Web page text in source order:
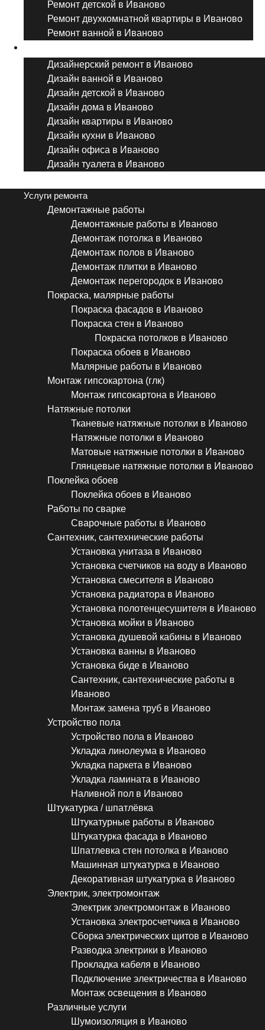
Ремонт детской в Иваново
Ремонт двухкомнатной квартиры в Иваново
Ремонт ванной в Иваново
Дизайнерский ремонт в Иваново
Дизайн ванной в Иваново
Дизайн детской в Иваново
Дизайн дома в Иваново
Дизайн квартиры в Иваново
Дизайн кухни в Иваново
Дизайн офиса в Иваново
Дизайн туалета в Иваново
Услуги ремонта
Демонтажные работы
Демонтажные работы в Иваново
Демонтаж потолка в Иваново
Демонтаж полов в Иваново
Демонтаж плитки в Иваново
Демонтаж перегородок в Иваново
Покраска, малярные работы
Покраска фасадов в Иваново
Покраска стен в Иваново
Покраска потолков в Иваново
Покраска обоев в Иваново
Малярные работы в Иваново
Монтаж гипсокартона (глк)
Монтаж гипсокартона в Иваново
Натяжные потолки
Тканевые натяжные потолки в Иваново
Натяжные потолки в Иваново
Матовые натяжные потолки в Иваново
Глянцевые натяжные потолки в Иваново
Поклейка обоев
Поклейка обоев в Иваново
Работы по сварке
Сварочные работы в Иваново
Сантехник, сантехнические работы
Установка унитаза в Иваново
Установка счетчиков на воду в Иваново
Установка смесителя в Иваново
Установка радиатора в Иваново
Установка полотенцесушителя в Иваново
Установка мойки в Иваново
Установка душевой кабины в Иваново
Установка ванны в Иваново
Установка биде в Иваново
Сантехник, сантехнические работы в
Иваново
Монтаж замена труб в Иваново
Устройство пола
Устройство пола в Иваново
Укладка линолеума в Иваново
Укладка паркета в Иваново
Укладка ламината в Иваново
Наливной пол в Иваново
Штукатурка / шпатлёвка
Штукатурные работы в Иваново
Штукатурка фасада в Иваново
Шпатлевка стен потолка в Иваново
Машинная штукатурка в Иваново
Декоративная штукатурка в Иваново
Электрик, электромонтаж
Электрик электромонтаж в Иваново
Установка электросчетчика в Иваново
Сборка электрических щитов в Иваново
Разводка электрики в Иваново
Прокладка кабеля в Иваново
Подключение электричества в Иваново
Монтаж освещения в Иваново
Различные услуги
Шумоизоляция в Иваново